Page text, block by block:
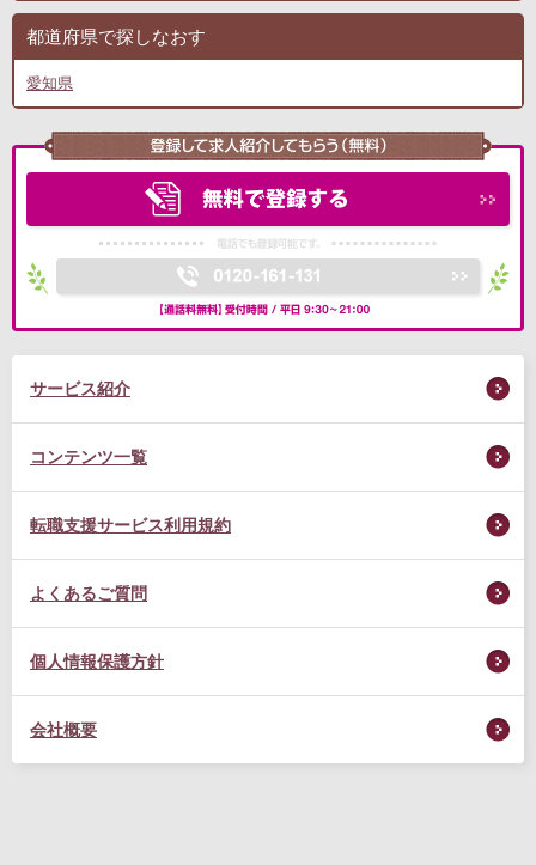
都道府県で探しなおす
愛知県
サービス紹介
コンテンツ一覧
転職支援サービス利用規約
よくあるご質問
個人情報保護方針
会社概要